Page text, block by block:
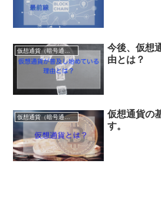
仮想通貨（暗号通貨）
今後、仮想
由とは？
仮想通貨（暗号通貨）
仮想通貨の
す。